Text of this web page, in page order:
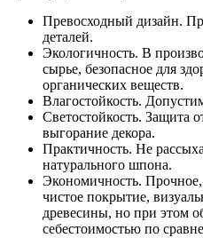
Превосходный дизайн.
деталей.
Экологичность. В
сырье, безопасное для
органических веществ.
Влагостойкость.
Светостойкость. Защита
выгорание декора.
Практичность. Не
натурального шпона.
Экономичность. Прочное,
чистое покрытие,
древесины, но при этом
себестоимостью по